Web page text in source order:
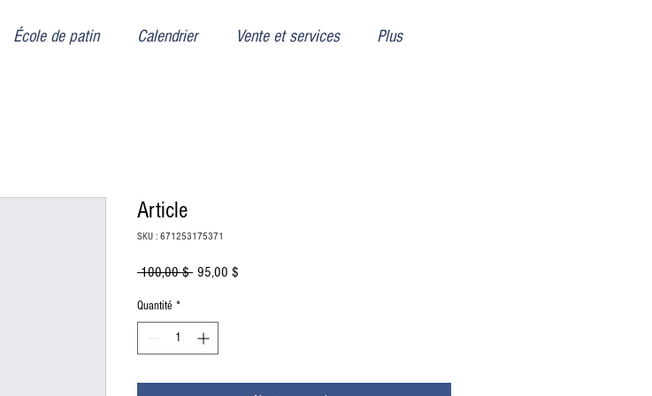
École de patin Calendrier Vente et services Plus
Article
SKU : 671253175371
100,00 $ Prix
95,00 $
Quantité *